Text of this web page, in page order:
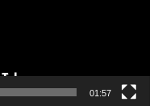
01:57